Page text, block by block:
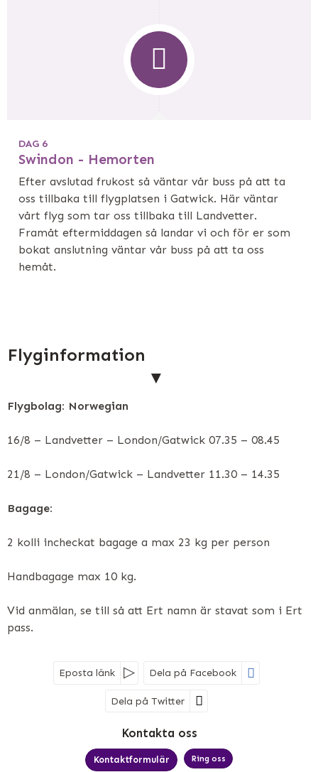
DAG 6
Swindon - Hemorten
Efter avslutad frukost så väntar vår buss på att ta
oss tillbaka till flygplatsen i Gatwick. Här väntar
vårt flyg som tar oss tillbaka till Landvetter.
Framåt eftermiddagen så landar vi och för er som
bokat anslutning väntar vår buss på att ta oss
hemåt.
Flyginformation
Flygbolag: Norwegian
16/8 – Landvetter – London/Gatwick 07.35 – 08.45
21/8 – London/Gatwick – Landvetter 11.30 – 14.35
Bagage:
2 kolli incheckat bagage a max 23 kg per person
Handbagage max 10 kg.
Vid anmälan, se till så att Ert namn är stavat som i Ert
pass.
Eposta länk Dela på Facebook
Dela på Twitter
Sociala medier
Kontakta oss
Kontaktformulär Ring oss